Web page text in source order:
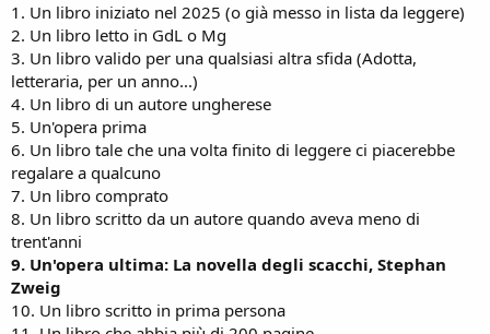
1. Un libro iniziato nel 2025 (o già messo in lista da leggere)
2. Un libro letto in GdL o Mg
3. Un libro valido per una qualsiasi altra sfida (Adotta,
letteraria, per un anno...)
4. Un libro di un autore ungherese
5. Un'opera prima
6. Un libro tale che una volta finito di leggere ci piacerebbe
regalare a qualcuno
7. Un libro comprato
8. Un libro scritto da un autore quando aveva meno di
trent'anni
9. Un'opera ultima: La novella degli scacchi, Stephan
Zweig
10. Un libro scritto in prima persona